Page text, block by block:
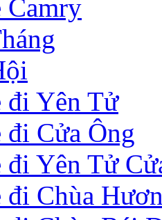
Camry
đi Yên Tử
đi Cửa Ông
đi Yên Tử
đi Chùa